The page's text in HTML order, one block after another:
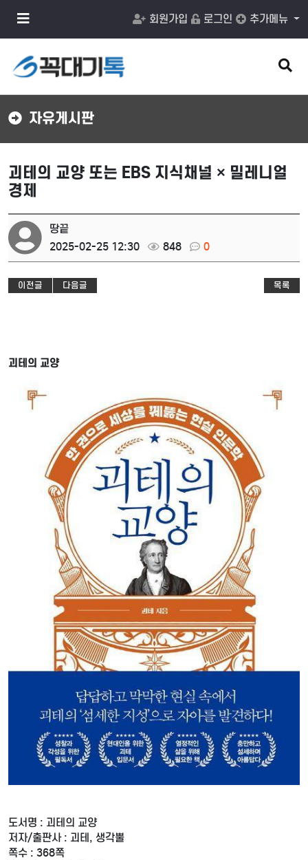
메
튼
회원가입 로그인 추가메뉴
검
색
버
자유게시판
괴테의 교양 또는 EBS 지식채널 × 밀레니얼
경제
땅끝
2025-02-25 12:30
848 0
이전글 다음글 목록
괴테의 교양
도서명 : 괴테의 교양
저자/출판사 : 괴테, 생각뿔
쪽수 : 368쪽